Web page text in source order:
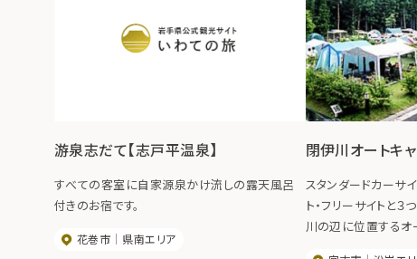
游泉志だて【志戸平温泉】
すべての客室に自家源泉かけ流しの露天風呂
付きのお宿です。
花巻市 県南エリア
閉伊川オートキ
スタンダードカーサ
ト・フリーサイトと
川の辺に位置するオ